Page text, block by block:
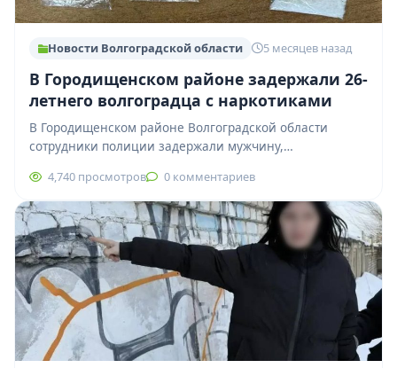
Новости Волгоградской области 5 месяцев назад
В Городищенском районе задержали 26-
летнего волгоградца с наркотиками
В Городищенском районе Волгоградской области
сотрудники полиции задержали мужчину,
Оперативные мероприятия провели сотрудники
подразделения по…
4,740 просмотров 0 комментариев